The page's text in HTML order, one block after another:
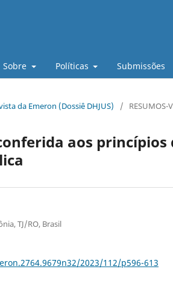
Sobre Políticas Submissões
da Emeron (Dossiê DHJUS) /
aos princípios
TJ/RO, Brasil
2023/112/p596-613